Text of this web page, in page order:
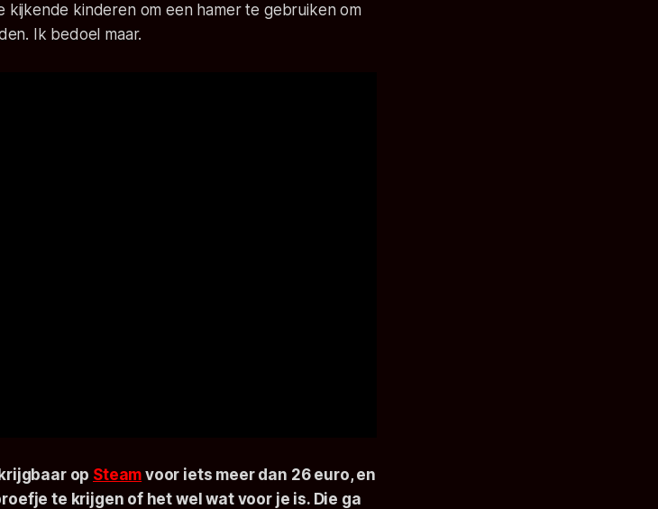
kijkende kinderen om een hamer te gebruiken om
Ik bedoel maar.
op Steam voor iets meer dan 26 euro, en
te krijgen of het wel wat voor je is. Die ga